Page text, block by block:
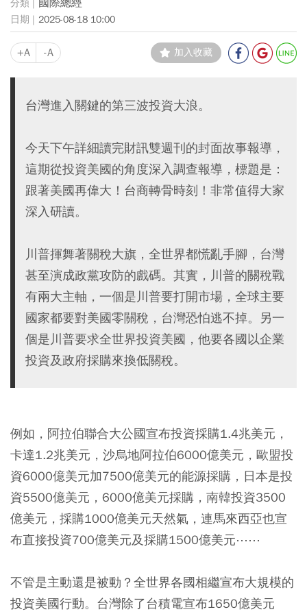
國際總經
2025-08-18 10:00
+A -A 加入收藏
台灣進入關鍵的第三波投資大浪。
今天下午詳細讀完財訊雙週刊的封面故事報導，
這期從投資美國的角度深入調查報導，標題是：
跟著美國再偉大！台商轉骨時刻！非常值得大家
深入研讀。
川普揮舞著關稅大旗，全世界都慌亂手腳，台灣
甚至演成政黨攻防的戲碼。其實，川普的關稅戰
有兩大主軸，一個是川普要打開市場，全球主要
國家都要對美國零關稅，台灣恐怕逃不掉。另一
個是川普要求全世界投資美國，他要各國以企業
投資及政府採購來換低關稅。
例如，阿拉伯聯合大公國宣布投資採購1.4兆美元，
卡達1.2兆美元，沙烏地阿拉伯6000億美元，歐盟投
資6000億美元加7500億美元的能源採購，日本是投
資5500億美元，6000億美元採購，南韓投資3500
億美元，採購1000億美元天然氣，連馬來西亞也宣
布直接投資700億美元及採購1500億美元⋯⋯
不管是主動還是被動？全世界各國相繼宣布大規模的
投資美國行動。台灣除了台積電宣布1650億美元